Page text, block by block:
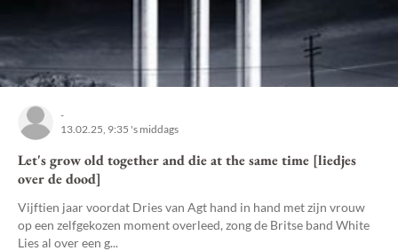
-
13.02.25, 9:35 's middags
Let's grow old together and die at the same time [liedjes
over de dood]
Vijftien jaar voordat Dries van Agt hand in hand met zijn vrouw
op een zelfgekozen moment overleed, zong de Britse band White
Lies al over een g...